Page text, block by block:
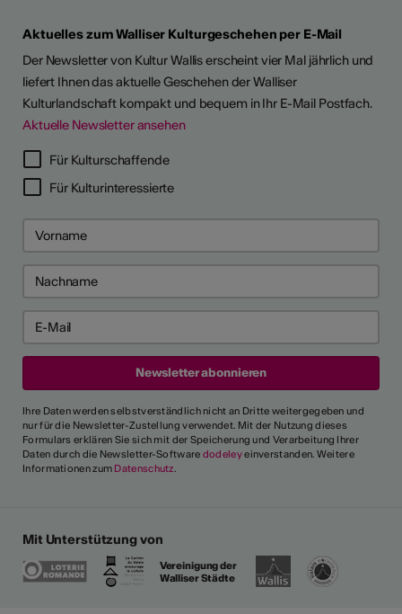
Aktuelles zum Walliser Kulturgeschehen per E-Mail
Der Newsletter von Kultur Wallis erscheint vier Mal jährlich und
liefert Ihnen das aktuelle Geschehen der Walliser
Kulturlandschaft kompakt und bequem in Ihr E-Mail Postfach.
Aktuelle Newsletter ansehen
Für Kulturschaffende
Für Kulturinteressierte
Ihre Daten werden selbstverständlich nicht an Dritte weitergegeben und
nur für die Newsletter-Zustellung verwendet. Mit der Nutzung dieses
Formulars erklären Sie sich mit der Speicherung und Verarbeitung Ihrer
Daten durch die Newsletter-Software dodeleyeinverstanden. Weitere
Informationen zum Datenschutz.
Mit Unterstützung von
Vereinigung der
Walliser Städte